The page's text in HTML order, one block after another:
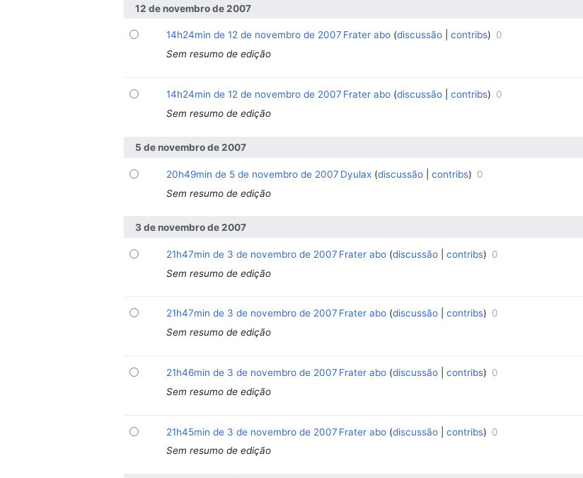
12 de novembro de 2007
14h24min de 12 de novembro de 2007 Frater abo discussão contribs
0
Sem resumo de edição
14h24min de 12 de novembro de 2007 Frater abo discussão contribs
0
Sem resumo de edição
5 de novembro de 2007
20h49min de 5 de novembro de 2007 Dyulax discussão contribs
0
Sem resumo de edição
3 de novembro de 2007
21h47min de 3 de novembro de 2007 Frater abo discussão contribs
0
Sem resumo de edição
21h47min de 3 de novembro de 2007 Frater abo discussão contribs
0
Sem resumo de edição
21h46min de 3 de novembro de 2007 Frater abo discussão contribs
0
Sem resumo de edição
21h45min de 3 de novembro de 2007 Frater abo discussão contribs
0
Sem resumo de edição